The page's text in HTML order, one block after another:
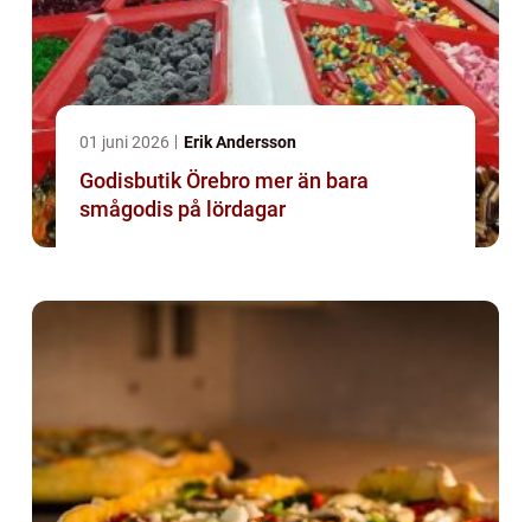
01 juni 2026 Erik Andersson
Godisbutik Örebro mer än bara
smågodis på lördagar